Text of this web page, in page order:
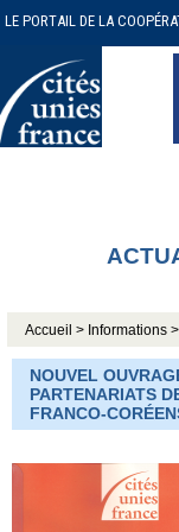
LE PORTAIL DE LA
Accueil > Informations >
NOUVEL
PARTENARIATS
FRANCO-